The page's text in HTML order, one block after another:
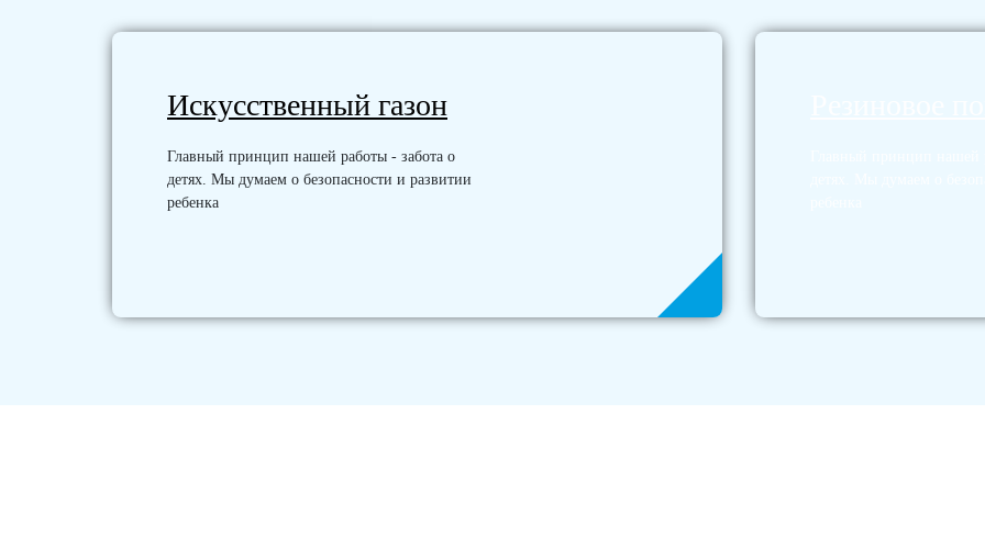
Искусственный газон
Главный принцип нашей работы - забота о
детях. Мы думаем о безопасности и развитии
ребенка